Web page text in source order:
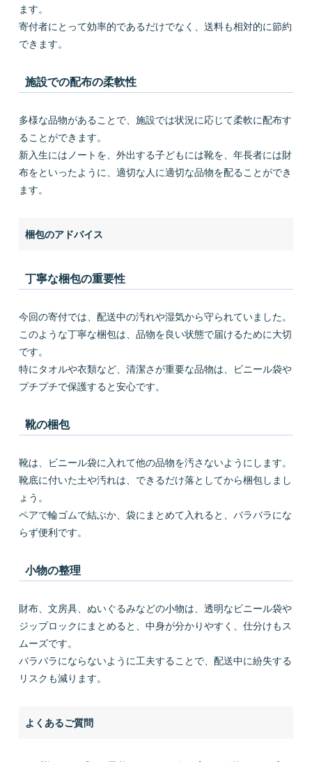
ます。
寄付者にとって効率的であるだけでなく、送料も相対的に節約
できます。
施設での配布の柔軟性
多様な品物があることで、施設では状況に応じて柔軟に配布す
ることができます。
新入生にはノートを、外出する子どもには靴を、年長者には財
布をといったように、適切な人に適切な品物を配ることができ
ます。
梱包のアドバイス
丁寧な梱包の重要性
今回の寄付では、配送中の汚れや湿気から守られていました。
このような丁寧な梱包は、品物を良い状態で届けるために大切
です。
特にタオルや衣類など、清潔さが重要な品物は、ビニール袋や
プチプチで保護すると安心です。
靴の梱包
靴は、ビニール袋に入れて他の品物を汚さないようにします。
靴底に付いた土や汚れは、できるだけ落としてから梱包しまし
ょう。
ペアで輪ゴムで結ぶか、袋にまとめて入れると、バラバラにな
らず便利です。
小物の整理
財布、文房具、ぬいぐるみなどの小物は、透明なビニール袋や
ジップロックにまとめると、中身が分かりやすく、仕分けもス
ムーズです。
バラバラにならないように工夫することで、配送中に紛失する
リスクも減ります。
よくあるご質問